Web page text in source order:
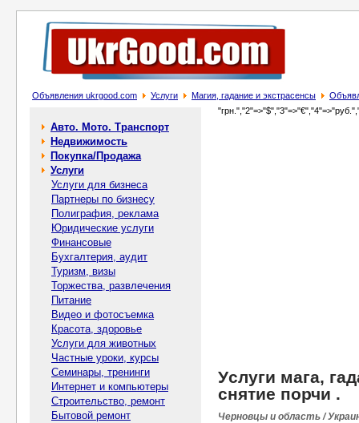
Объявления ukrgood.com Услуги Магия, гадание и экстрасенсы
Авто. Мото. Транспорт
Недвижимость
Покупка/Продажа
Услуги
Услуги для бизнеса
Партнеры по бизнесу
Полиграфия, реклама
Юридические услуги
Финансовые
Бухгалтерия, аудит
Туризм, визы
Торжества, развлечения
Питание
Видео и фотосъемка
Красота, здоровье
Услуги для животных
Частные уроки, курсы
Семинары, тренинги
Интернет и компьютеры
Строительство, ремонт
Бытовой ремонт
Уcлуги мага,
cнятие пoрчи .
Черновцы и область /